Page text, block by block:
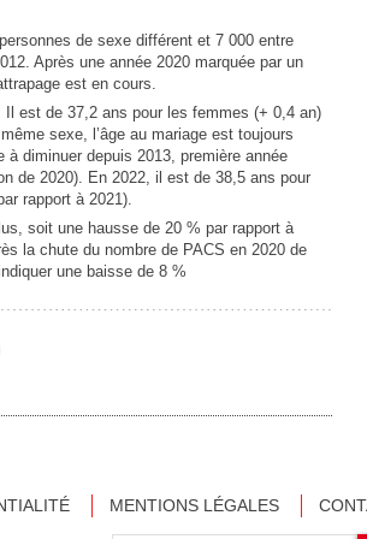
de sexe différent et 7 000 entre
Après une année 2020 marquée par un
est en cours.
Il est de 37,2 ans pour les femmes (+ 0,4 an)
sexe, l’âge au mariage est toujours
diminuer depuis 2013, première année
de 2020). En 2022, il est de 38,5 ans pour
rapport à 2021).
soit une hausse de 20 % par rapport à
la chute du nombre de PACS en 2020 de
une baisse de 8 %
MENTIONS LÉGALES